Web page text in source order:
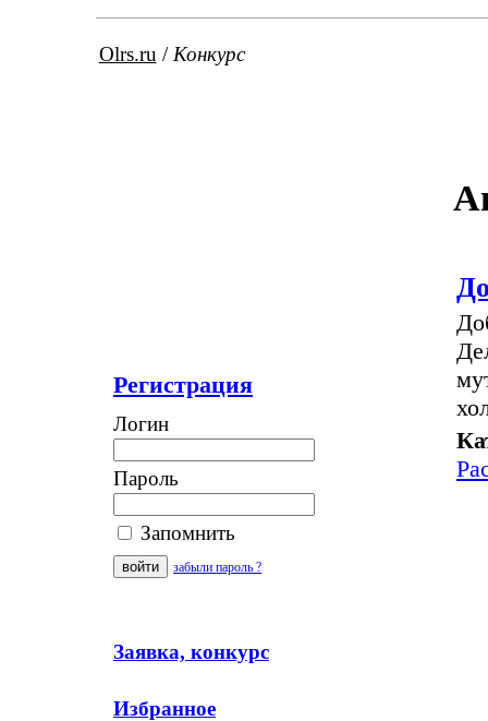
Olrs.ru / Конкурс
Регистрация
Логин
Пароль
Запомнить
забыли пароль ?
Заявка, конкурс
Избранное